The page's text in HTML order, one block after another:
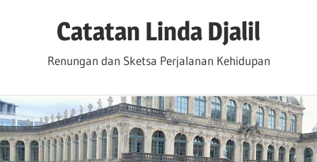
Catatan Linda Djalil
Renungan dan Sketsa Perjalanan Kehidupan